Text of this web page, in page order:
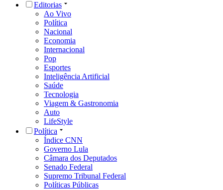
Editorias
Ao Vivo
Política
Nacional
Economia
Internacional
Pop
Esportes
Inteligência Artificial
Saúde
Tecnologia
Viagem & Gastronomia
Auto
LifeStyle
Política
Índice CNN
Governo Lula
Câmara dos Deputados
Senado Federal
Supremo Tribunal Federal
Políticas Públicas